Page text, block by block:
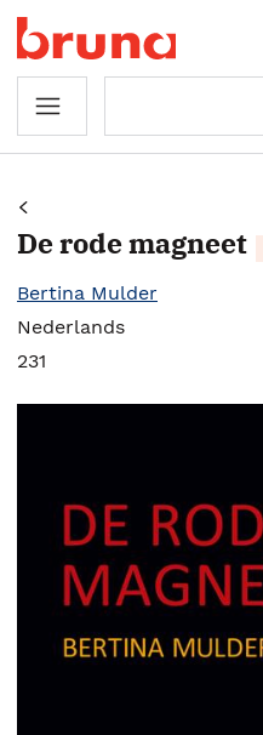
De rode magneet
Bertina Mulder
Nederlands
231